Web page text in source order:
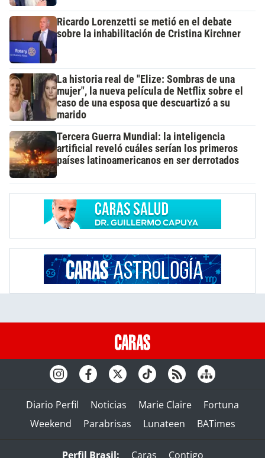
Ricardo Lorenzetti se metió en el debate
sobre la inhabilitación de Cristina Kirchner
La historia real de "Elize: Sombras de una
mujer", la nueva película de Netflix sobre el
caso de una esposa que descuartizó a su
marido
Tercera Guerra Mundial: la inteligencia
artificial reveló cuáles serían los primeros
países latinoamericanos en ser derrotados
Diario Perfil Noticias Marie Claire
Fortuna
Weekend
Parabrisas Lunateen BATimes
Perfil Brasil: Caras Contigo